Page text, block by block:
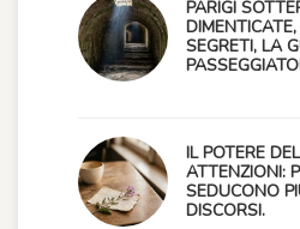
PARIGI
SEGRETI, LA
IL POTERE
ATTENZIONI:
SEDUCONO
DISCORSI.